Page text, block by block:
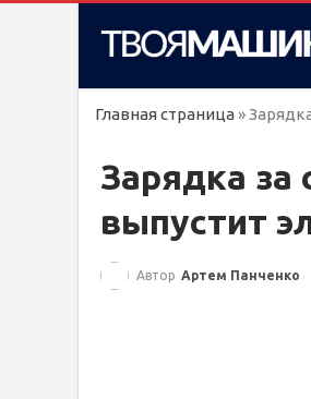
Главная страница »
Зарядка за
выпустит
Автор Артем Панченко